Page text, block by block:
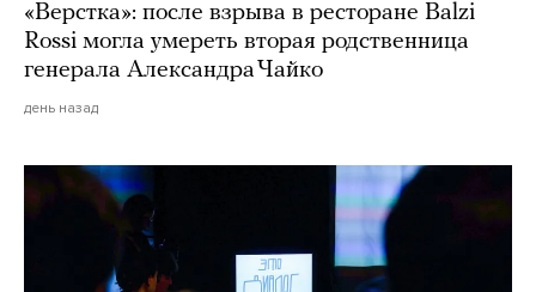
«Верстка»: после взрыва в ресторане Balzi
Rossi могла умереть вторая родственница
генерала Александра Чайко
день назад